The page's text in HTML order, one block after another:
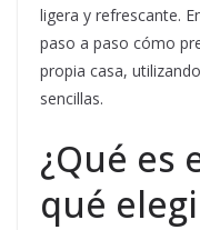
ligera y refrescante.
paso a paso cómo
propia casa,
sencillas.
¿Qué es
qué